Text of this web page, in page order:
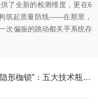
了全新的检测维度，更在6
筑起质量防线——在那里，
次偏振的跳动都关乎系统存
光频域背光反射计的“隐形枷锁”：五大技术瓶颈如何束缚光网络诊断精度